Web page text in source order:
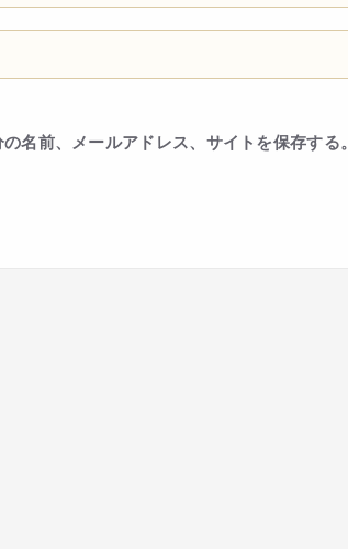
名前、メールアドレス、サイトを保存する。